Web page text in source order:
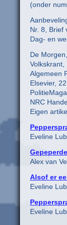
(onder
Nr. 8, Brief
Dag- en
De
Volkskrant,
Algemeen
Elsevier,
NRC
Eigen
Eveline
Alex van
Alsof er
Eveline
Eveline